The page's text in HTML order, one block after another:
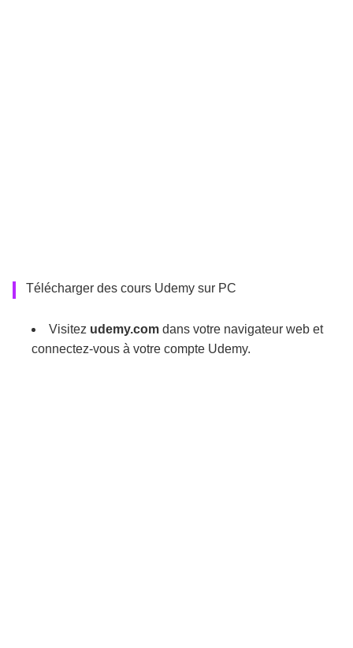
Télécharger des cours Udemy sur PC
Visitez udemy.com dans votre navigateur web et
connectez-vous à votre compte Udemy.